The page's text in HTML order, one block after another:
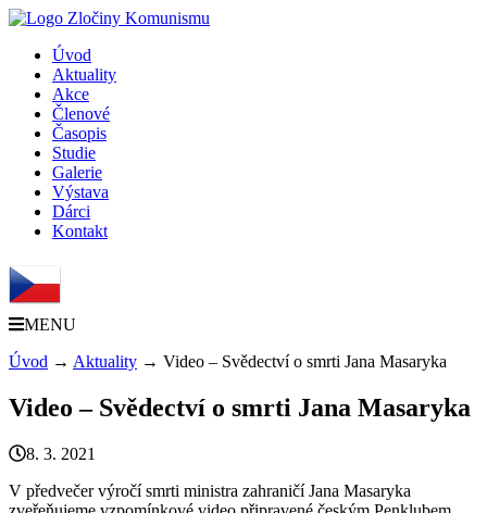
Úvod
Aktuality
Akce
Členové
Časopis
Studie
Galerie
Výstava
Dárci
Kontakt
MENU
Úvod → Aktuality → Video – Svědectví o smrti Jana Masaryka
Video – Svědectví o smrti Jana Masaryka
8. 3. 2021
V předvečer výročí smrti ministra zahraničí Jana Masaryka